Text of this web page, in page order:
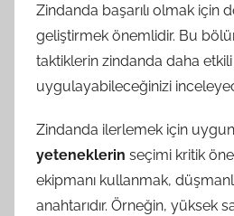
Zindanda başarılı olmak için
geliştirmek önemlidir. Bu
taktiklerin zindanda daha
uygulayabileceğinizi
Zindanda ilerlemek için uygun
yeteneklerin seçimi kritik
ekipmanı kullanmak,
anahtarıdır. Örneğin, yüksek